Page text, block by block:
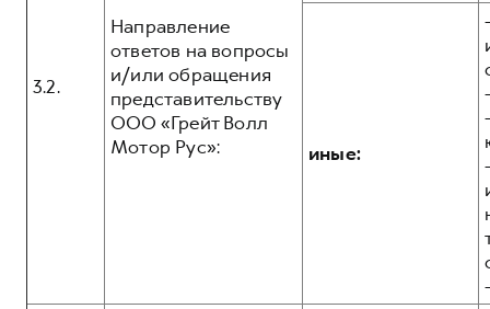
3.2.
Направление
ответов на вопросы
и/или обращения
представительству
ООО «Грейт Волл
Мотор Рус»:
иные: